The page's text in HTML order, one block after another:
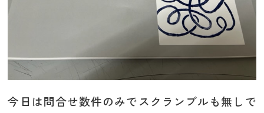
今日は問合せ数件のみでスクランブルも無しで